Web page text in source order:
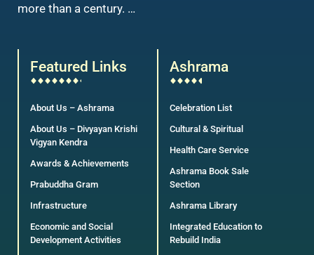
more than a century. …
Featured Links
About Us – Ashrama
About Us – Divyayan Krishi
Vigyan Kendra
Awards & Achievements
Prabuddha Gram
Infrastructure
Economic and Social
Development Activities
Ashrama
Celebration List
Cultural & Spiritual
Health Care Service
Ashrama Book Sale
Section
Ashrama Library
Integrated Education to
Rebuild India